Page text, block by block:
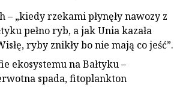
– „kiedy rzekami płynęły nawozy z
pełno ryb, a jak Unia kazała
ryby znikły bo nie mają co jeść”.
ekosystemu na Bałtyku –
spada, fitoplankton